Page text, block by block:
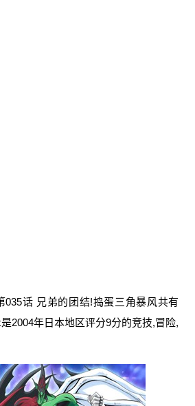
035话 兄弟的团结!捣蛋三角暴风共有
2004年日本地区评分9分的竞技,冒险,